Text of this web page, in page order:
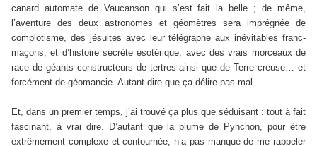
canard automate de Vaucanson qui s’est fait la belle ; de même,
l’aventure des deux astronomes et géomètres sera imprégnée de
complotisme, des jésuites avec leur télégraphe aux inévitables franc-
maçons, et d’histoire secrète ésotérique, avec des vrais morceaux de
race de géants constructeurs de tertres ainsi que de Terre creuse… et
forcément de géomancie. Autant dire que ça délire pas mal.
Et, dans un premier temps, j’ai trouvé ça plus que séduisant : tout à fait
fascinant, à vrai dire. D’autant que la plume de Pynchon, pour être
extrêmement complexe et contournée, n’a pas manqué de me rappeler